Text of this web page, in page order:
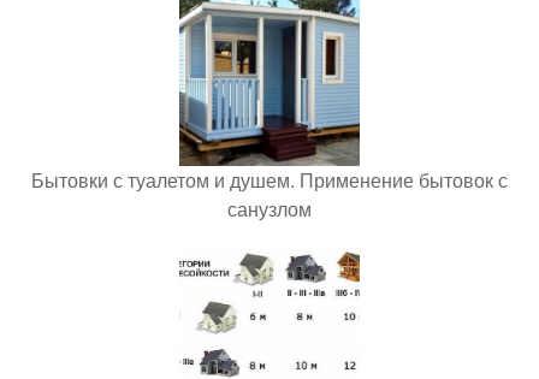
Бытовки с туалетом и душем. Применение бытовок с
санузлом